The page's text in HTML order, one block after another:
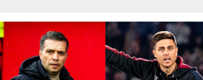
ALESSIO LISCI ANÁLISIS LEVANTE UD +
LUÍS CASTRO